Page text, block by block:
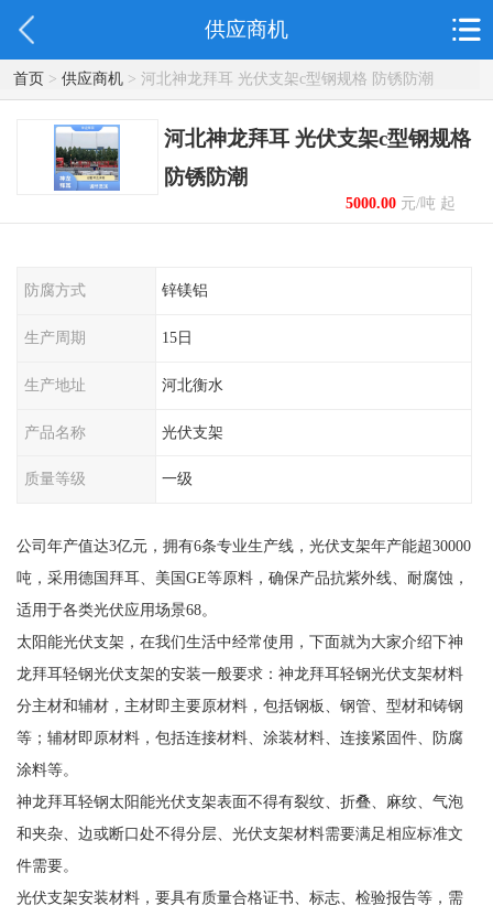
供应商机
首页> 供应商机> 河北神龙拜耳 光伏支架c型钢规格 防锈防潮
河北神龙拜耳 光伏支架c型钢规格
防锈防潮
5000.00元/吨 起
防腐方式 锌镁铝
生产周期 15日
生产地址 河北衡水
产品名称 光伏支架
质量等级 一级
公司年产值达3亿元，拥有6条专业生产线，光伏支架年产能超30000
吨，采用德国拜耳、美国GE等原料，确保产品抗紫外线、耐腐蚀，
适用于各类光伏应用场景68。
太阳能光伏支架，在我们生活中经常使用，下面就为大家介绍下神
龙拜耳轻钢光伏支架的安装一般要求：神龙拜耳轻钢光伏支架材料
分主材和辅材，主材即主要原材料，包括钢板、钢管、型材和铸钢
等；辅材即原材料，包括连接材料、涂装材料、连接紧固件、防腐
涂料等。
神龙拜耳轻钢太阳能光伏支架表面不得有裂纹、折叠、麻纹、气泡
和夹杂、边或断口处不得分层、光伏支架材料需要满足相应标准文
件需要。
光伏支架安装材料，要具有质量合格证书、标志、检验报告等，需